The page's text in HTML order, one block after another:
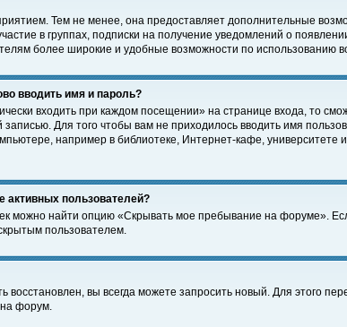
Тем не менее, она предоставляет дополнительные
в группах, подписки на получение уведомлений о
более широкие и удобные возможности по
вводить имя и пароль?
входить при каждом посещении» на странице входа, то
записью. Для того чтобы вам не приходилось вводить имя
например в библиотеке, Интернет-кафе, университете
активных пользователей?
можно найти опцию «Скрывать мое пребывание на форуме».
пользователем.
восстановлен, вы всегда можете запросить новый. Для этого
на форум.